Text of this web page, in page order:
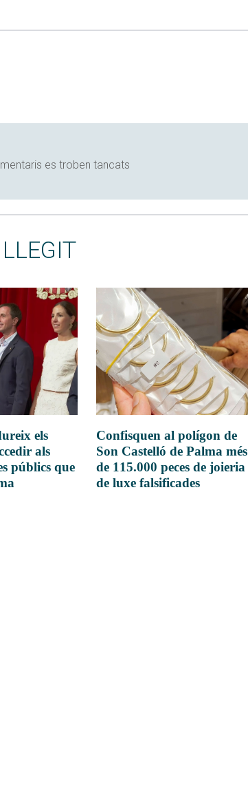
es troben tancats
els
als
públics que
Confisquen al polígon de
Son Castelló de Palma més
de 115.000 peces de joieria
de luxe falsificades